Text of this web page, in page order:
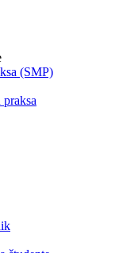
(SMP)